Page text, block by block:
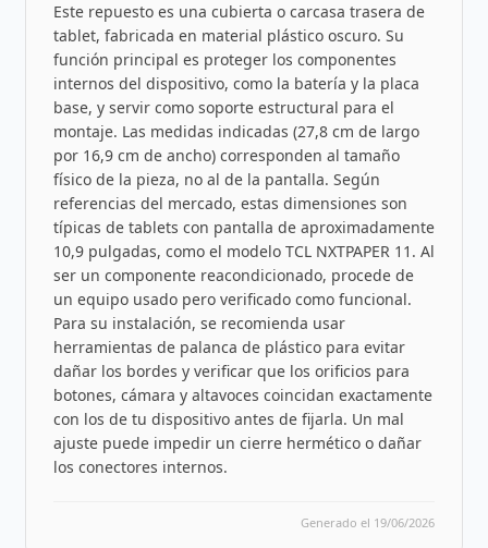
Este repuesto es una cubierta o carcasa trasera de
tablet, fabricada en material plástico oscuro. Su
función principal es proteger los componentes
internos del dispositivo, como la batería y la placa
base, y servir como soporte estructural para el
montaje. Las medidas indicadas (27,8 cm de largo
por 16,9 cm de ancho) corresponden al tamaño
físico de la pieza, no al de la pantalla. Según
referencias del mercado, estas dimensiones son
típicas de tablets con pantalla de aproximadamente
10,9 pulgadas, como el modelo TCL NXTPAPER 11. Al
ser un componente reacondicionado, procede de
un equipo usado pero verificado como funcional.
Para su instalación, se recomienda usar
herramientas de palanca de plástico para evitar
dañar los bordes y verificar que los orificios para
botones, cámara y altavoces coincidan exactamente
con los de tu dispositivo antes de fijarla. Un mal
ajuste puede impedir un cierre hermético o dañar
los conectores internos.
Generado el 19/06/2026